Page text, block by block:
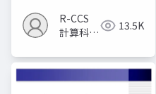
R-CCS
計算科学
室
13.5K